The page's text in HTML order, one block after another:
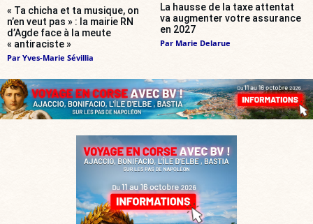
« Ta chicha et ta musique, on
n’en veut pas » : la mairie RN
d’Agde face à la meute
« antiraciste »
Par Yves-Marie Sévillia
La hausse de la taxe attentat
va augmenter votre assurance
en 2027
Par Marie Delarue